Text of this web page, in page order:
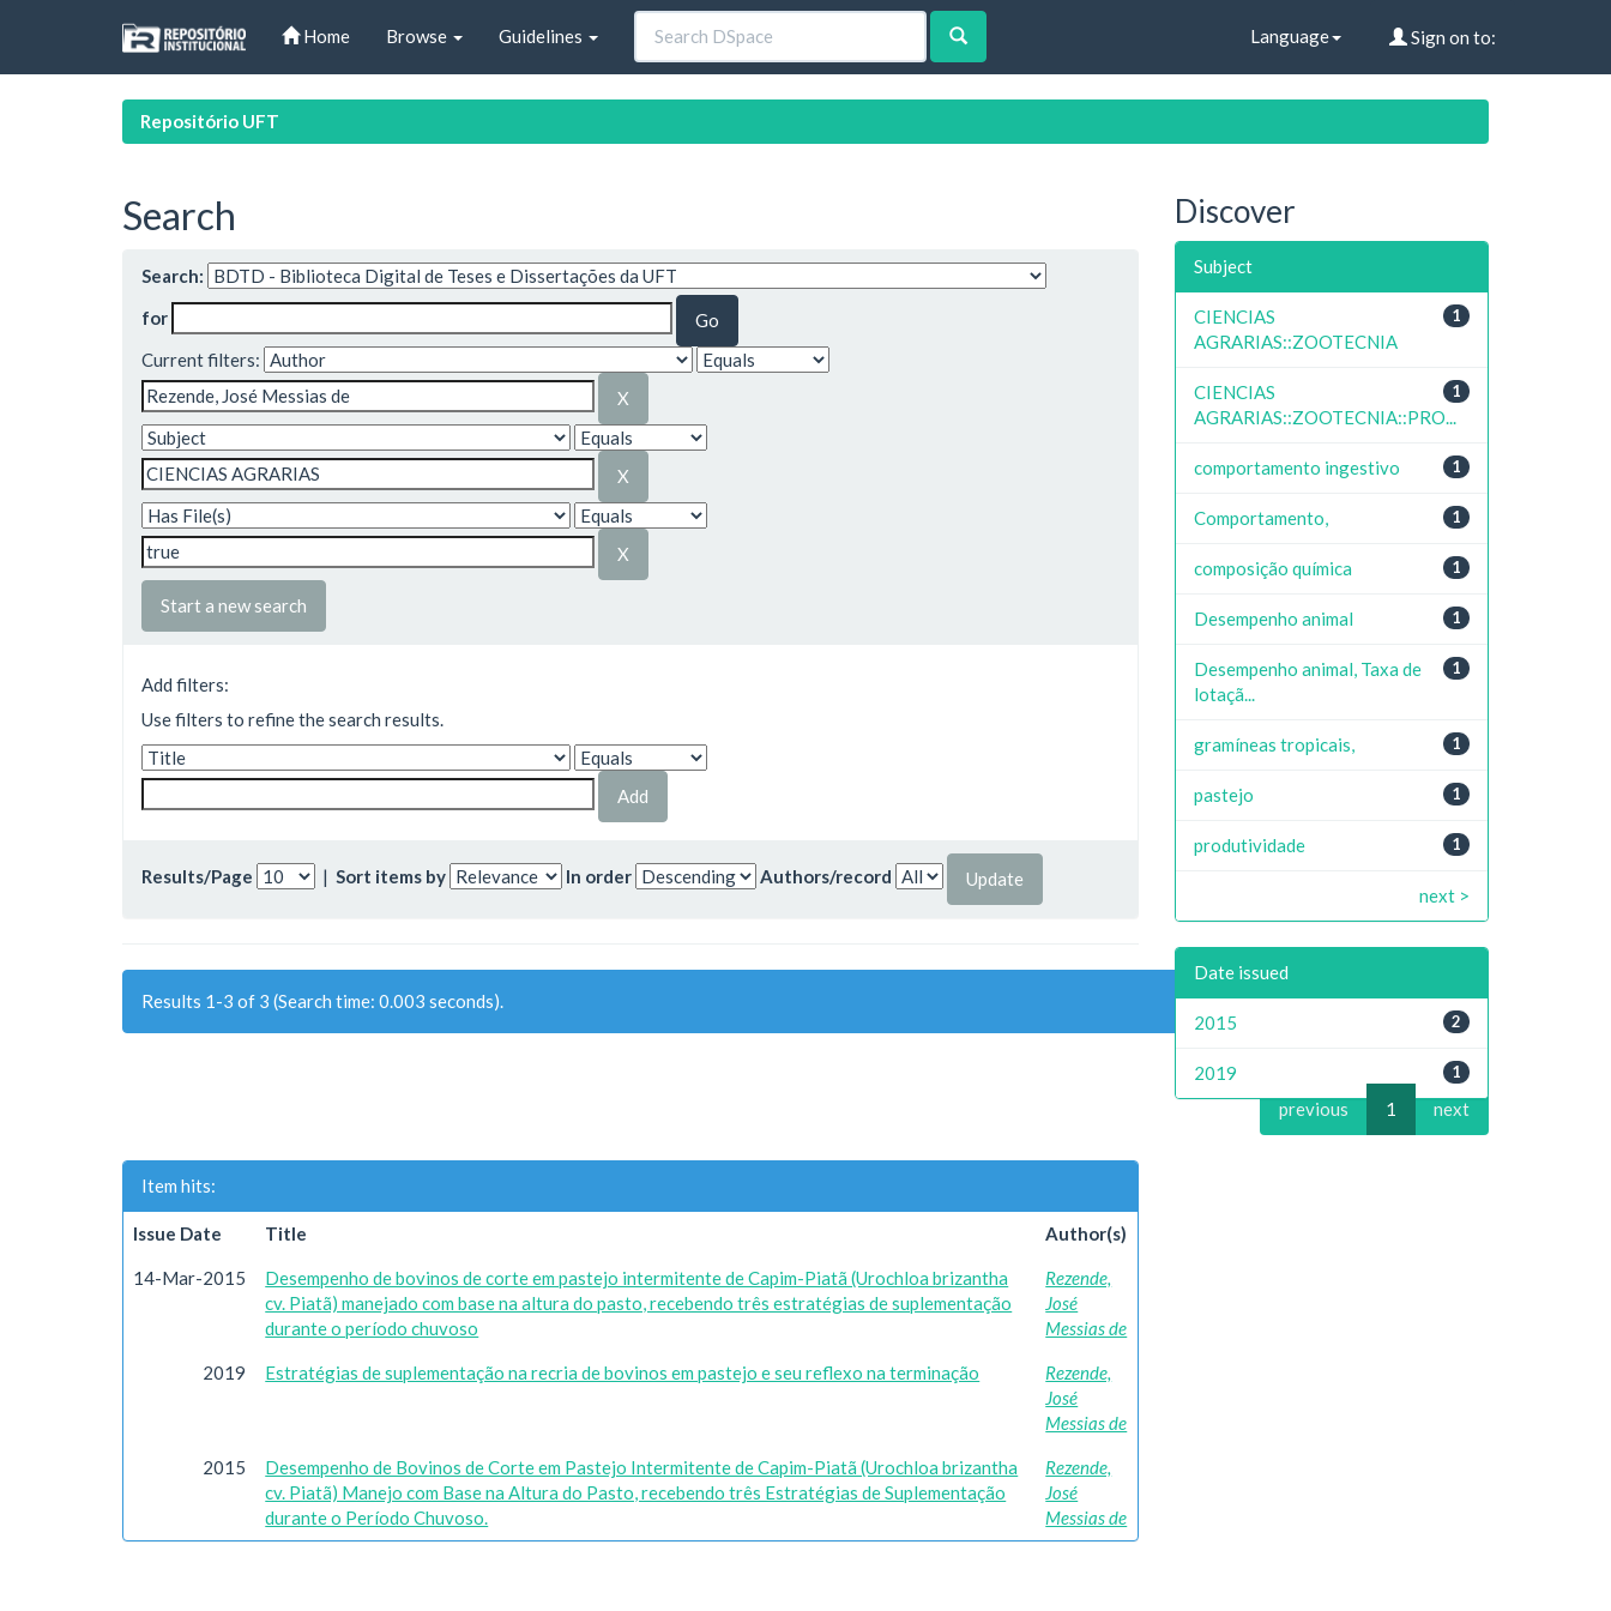
Home Browse Guidelines Language Sign on to:
Repositório UFT
Search
Search:
for
Current filters:
Start a new search
Add filters:
Use filters to refine the search results.
Results/Page | Sort items by In order Authors/record
Results 1-3 of 3 (Search time: 0.003 seconds).
previous 1 next
Item hits:
Issue Date Title Author(s)
14-Mar-2015
Desempenho de bovinos de corte em pastejo intermitente de Capim-Piatã (Urochloa brizantha
cv. Piatã) manejado com base na altura do pasto, recebendo três estratégias de suplementação
durante o período chuvoso
Rezende,
José
Messias de
2019 Estratégias de suplementação na recria de bovinos em pastejo e seu reflexo na terminação
Rezende,
José
Messias de
2015
Desempenho de Bovinos de Corte em Pastejo Intermitente de Capim-Piatã (Urochloa brizantha
cv. Piatã) Manejo com Base na Altura do Pasto, recebendo três Estratégias de Suplementação
durante o Período Chuvoso.
Rezende,
José
Messias de
Discover
Subject
1
CIENCIAS
AGRARIAS::ZOOTECNIA
1
CIENCIAS
AGRARIAS::ZOOTECNIA::PRO...
1
comportamento ingestivo
1
Comportamento,
1
composição química
1
Desempenho animal
1
Desempenho animal, Taxa de
lotaçã...
1
gramíneas tropicais,
1
pastejo
1
produtividade
next >
Date issued
2
2015
1
2019